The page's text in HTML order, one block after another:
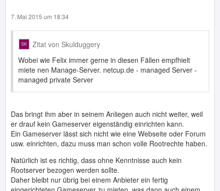
7. Mai 2015 um 18:34
Zitat von Skulduggery
Wobei wie Felix immer gerne in diesen Fällen empfhielt
miete nen Manage-Server. netcup.de - managed Server -
managed private Server
Das bringt ihm aber in seinem Anliegen auch nicht weiter, weil
er drauf kein Gameserver eigenständig einrichten kann.
Ein Gameserver lässt sich nicht wie eine Webseite oder Forum
usw. einrichten, dazu muss man schon volle Rootrechte haben.
Natürlich ist es richtig, dass ohne Kenntnisse auch kein
Rootserver bezogen werden sollte.
Daher bleibt nur übrig bei einem Anbieter ein fertig